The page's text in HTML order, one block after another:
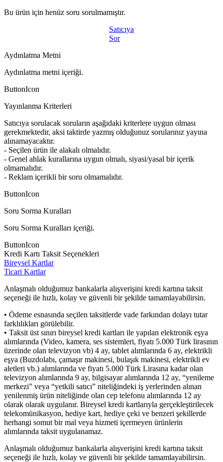
Bu ürün için henüz soru sorulmamıştır.
Satıcıya
Sor
Aydınlatma Metni
Aydınlatma metni içeriği.
ButtonIcon
Yayınlanma Kriterleri
Satıcıya sorulacak soruların aşağıdaki kriterlere uygun olması
gerekmektedir, aksi taktirde yazmış olduğunuz sorularınız yayına
alınamayacaktır.
- Seçilen ürün ile alakalı olmalıdır.
- Genel ahlak kurallarına uygun olmalı, siyasi/yasal bir içerik
olmamalıdır.
- Reklam içerikli bir soru olmamalıdır.
ButtonIcon
Soru Sorma Kuralları
Soru Sorma Kuralları içeriği.
ButtonIcon
Kredi Kartı Taksit Seçenekleri
Bireysel Kartlar
Ticari Kartlar
Anlaşmalı olduğumuz bankalarla alışverişini kredi kartına taksit
seçeneği ile hızlı, kolay ve güvenli bir şekilde tamamlayabilirsin.
• Ödeme esnasında seçilen taksitlerde vade farkından dolayı tutar
farklılıkları görülebilir.
• Taksit üst sınırı bireysel kredi kartları ile yapılan elektronik eşya
alımlarında (Video, kamera, ses sistemleri, fiyatı 5.000 Türk lirasının
üzerinde olan televizyon vb) 4 ay, tablet alımlarında 6 ay, elektrikli
eşya (Buzdolabı, çamaşır makinesi, bulaşık makinesi, elektrikli ev
aletleri vb.) alımlarında ve fiyatı 5.000 Türk Lirasına kadar olan
televizyon alımlarında 9 ay, bilgisayar alımlarında 12 ay, “yenileme
merkezi” veya “yetkili satıcı” niteliğindeki iş yerlerinden alınan
yenilenmiş ürün niteliğinde olan cep telefonu alımlarında 12 ay
olarak olarak uygulanır. Bireysel kredi kartlarıyla gerçekleştirilecek
telekomünikasyon, hediye kart, hediye çeki ve benzeri şekillerde
herhangi somut bir mal veya hizmeti içermeyen ürünlerin
alımlarında taksit uygulanamaz.
Anlaşmalı olduğumuz bankalarla alışverişini kredi kartına taksit
seçeneği ile hızlı, kolay ve güvenli bir şekilde tamamlayabilirsin.